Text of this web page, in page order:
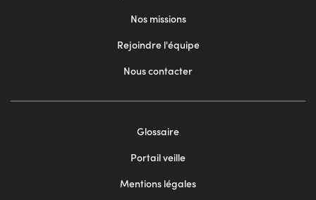
Nos missions
Rejoindre l'équipe
Nous contacter
Glossaire
Portail veille
Mentions légales